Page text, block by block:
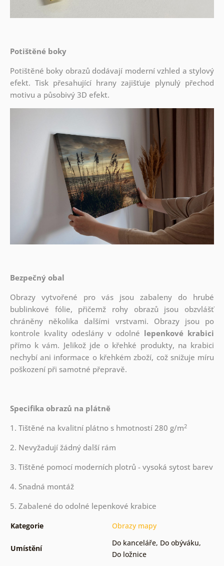
Potištěné boky
Potištěné boky obrazů dodávají moderní vzhled a stylový
efekt. Tisk přesahující hrany zajišťuje plynulý přechod
motivu a působivý 3D efekt.
Bezpečný obal
Obrazy vytvořené pro vás jsou zabaleny do hrubé
bublinkové fólie, přičemž rohy obrazů jsou obzvlášť
chráněny několika dalšími vrstvami. Obrazy jsou po
kontrole kvality odeslány v odolné lepenkové krabici
přímo k vám. Jelikož jde o křehké produkty, na krabici
nechybí ani informace o křehkém zboží, což snižuje míru
poškození při samotné přepravě.
Specifika obrazů na plátně
1. Tištěné na kvalitní plátno s hmotností 280 g/m2
2. Nevyžadují žádný další rám
3. Tištěné pomocí moderních plotrů - vysoká sytost barev
4. Snadná montáž
5. Zabalené do odolné lepenkové krabice
Kategorie Obrazy mapy
Umístění
Do kanceláře, Do obýváku,
Do ložnice